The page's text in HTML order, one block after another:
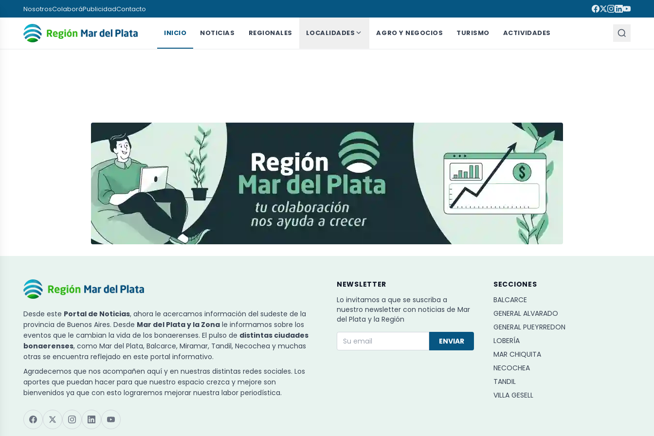
NosotrosColaboráPublicidadContacto
INICIO NOTICIAS REGIONALES LOCALIDADES AGRO Y NEGOCIOS TURISMO ACTIVIDADES
Desde este Portal de Noticias, ahora le acercamos información del sudeste de la
provincia de Buenos Aires. Desde Mar del Plata y la Zona le informamos sobre los
eventos que le cambian la vida de los bonaerenses. El pulso de distintas ciudades
bonaerenses, como Mar del Plata, Balcarce, Miramar, Tandil, Necochea y muchas
otras se encuentra reflejado en este portal informativo.
Agradecemos que nos acompañen aquí y en nuestras distintas redes sociales. Los
aportes que puedan hacer para que nuestro espacio crezca y mejore son
bienvenidos ya que con esto lograremos mejorar nuestra labor periodística.
NEWSLETTER
Lo invitamos a que se suscriba a
nuestro newsletter con noticias de Mar
del Plata y la Región
ENVIAR
SECCIONES
BALCARCE
GENERAL ALVARADO
GENERAL PUEYRREDON
LOBERÍA
MAR CHIQUITA
NECOCHEA
TANDIL
VILLA GESELL